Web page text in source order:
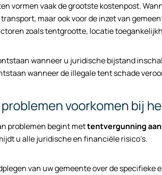
vormen vaak de grootste kostenpost.
maar ook voor de inzet van
zoals tentgrootte, locatie
wanneer u juridische bijstand
wanneer de illegale tent schade
voorkomen bij
problemen begint mettentvergunning
u alle juridische en financiële risico’s.
van uw gemeente over de